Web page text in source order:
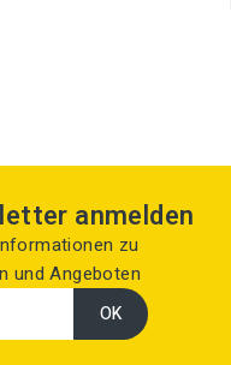
anmelden
zu
und Angeboten